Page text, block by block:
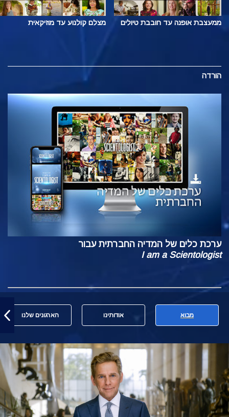
ממעצבת אופנה עד חובבת טיולים מצלם קולנוע עד מוזיקאית
הורדה
ערכת כלים של המדיה החברתית עבור
I am a Scientologist
מבוא אודותינו הארגונים שלנו